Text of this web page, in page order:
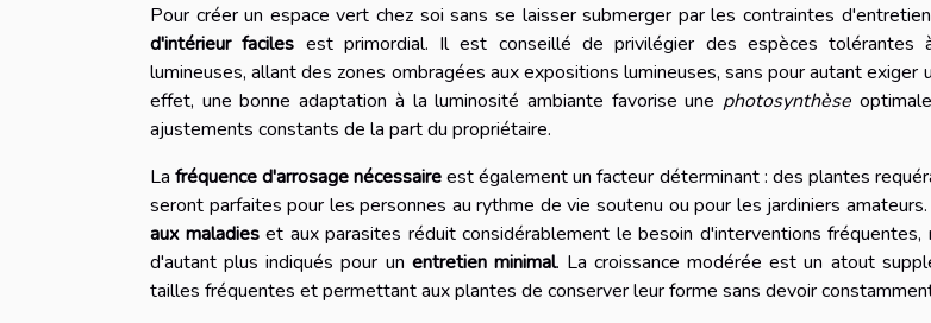
Pour créer un espace vert chez soi sans se laisser submerger par les contraintes
d'intérieur faciles est primordial. Il est conseillé de privilégier des espèces tolérantes
lumineuses, allant des zones ombragées aux expositions lumineuses, sans pour autant exiger
effet, une bonne adaptation à la luminosité ambiante favorise une photosynthèse
ajustements constants de la part du propriétaire.
Lafréquence d'arrosage nécessaireest également un facteur déterminant : des plantes
seront parfaites pour les personnes au rythme de vie soutenu ou pour les jardiniers
aux maladieset aux parasites réduit considérablement le besoin d'interventions fréquentes,
d'autant plus indiqués pour un entretien minimal. La croissance modérée est un atout
tailles fréquentes et permettant aux plantes de conserver leur forme sans devoir